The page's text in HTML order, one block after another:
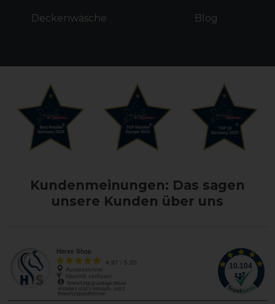
Deckenwäsche Blog
Kundenmeinungen: Das sagen
unsere Kunden über uns